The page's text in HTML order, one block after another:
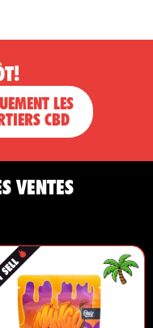
LES
CBD
VENTES